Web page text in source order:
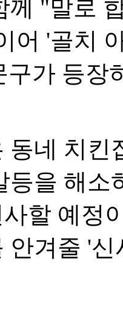
께 "말로
어 '골치
구가 등장
동네 치킨
등을 해
할 예정
안겨줄 '